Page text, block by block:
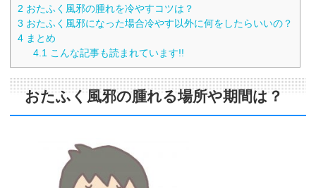
2 おたふく風邪の腫れを冷やすコツは？
3 おたふく風邪になった場合冷やす以外に何をしたらいいの？
4 まとめ
4.1 こんな記事も読まれています!!
おたふく風邪の腫れる場所や期間は？